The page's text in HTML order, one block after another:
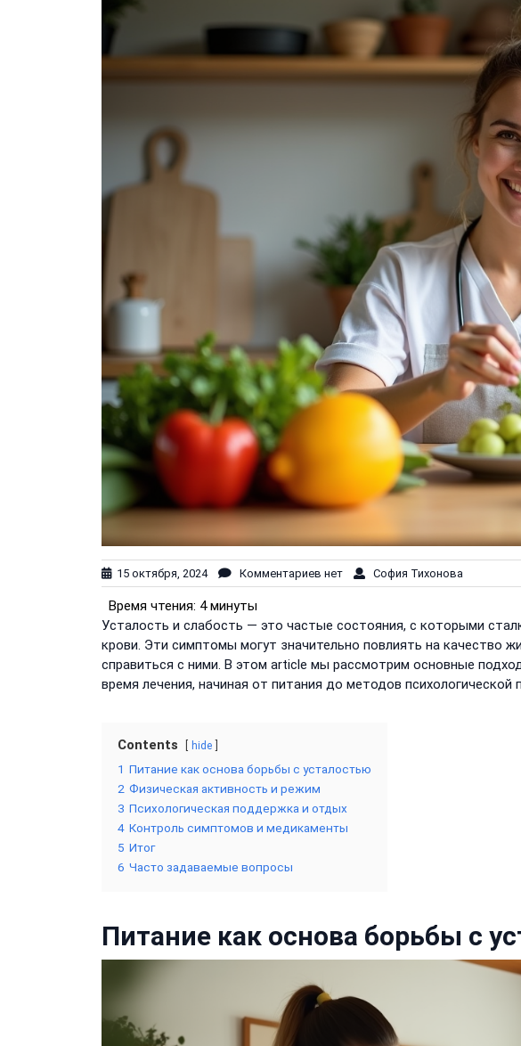
15 октября, 2024 Комментариев нет София Тихонова
Время чтения: 4 минуты
Усталость и слабость — это частые состояния, с которыми
крови. Эти симптомы могут значительно повлиять на качество
справиться с ними. В этом article мы рассмотрим основные
время лечения, начиная от питания до методов психологической
Contents hide
1 Питание как основа борьбы с усталостью
2 Физическая активность и режим
3 Психологическая поддержка и отдых
4 Контроль симптомов и медикаменты
5 Итог
6 Часто задаваемые вопросы
Питание как основа борьбы с